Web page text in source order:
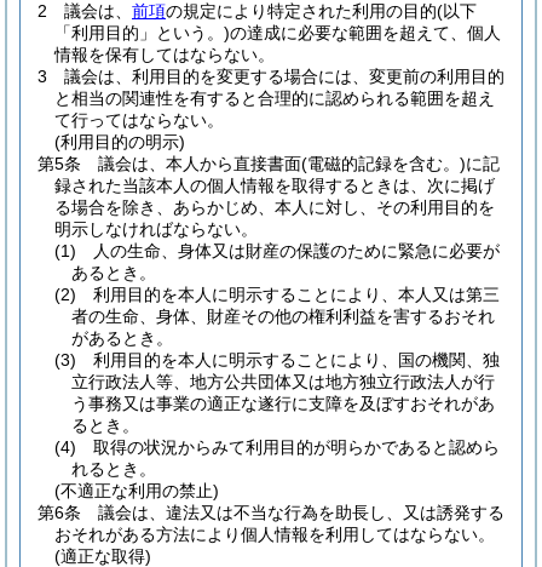
2
議会は、 前項の規定により特定された利用の目的(以下
「利用目的」という。)の達成に必要な範囲を超えて、個人
情報を保有してはならない。
3
議会は、利用目的を変更する場合には、変更前の利用目的
と相当の関連性を有すると合理的に認められる範囲を超え
て行ってはならない。
(利用目的の明示)
第5条
議会は、本人から直接書面(電磁的記録を含む。)に記
録された当該本人の個人情報を取得するときは、次に掲げ
る場合を除き、あらかじめ、本人に対し、その利用目的を
明示しなければならない。
(1)
人の生命、身体又は財産の保護のために緊急に必要が
あるとき。
(2)
利用目的を本人に明示することにより、本人又は第三
者の生命、身体、財産その他の権利利益を害するおそれ
があるとき。
(3)
利用目的を本人に明示することにより、国の機関、独
立行政法人等、地方公共団体又は地方独立行政法人が行
う事務又は事業の適正な遂行に支障を及ぼすおそれがあ
るとき。
(4)
取得の状況からみて利用目的が明らかであると認めら
れるとき。
(不適正な利用の禁止)
第6条
議会は、違法又は不当な行為を助長し、又は誘発する
おそれがある方法により個人情報を利用してはならない。
(適正な取得)